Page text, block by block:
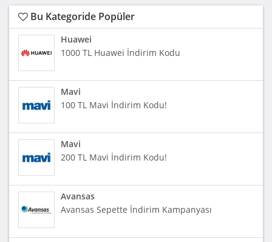
Bu Kategoride Popüler
Huawei
1000 TL Huawei İndirim Kodu
Mavi
100 TL Mavi İndirim Kodu!
Mavi
200 TL Mavi İndirim Kodu!
Avansas
Avansas Sepette İndirim Kampanyası